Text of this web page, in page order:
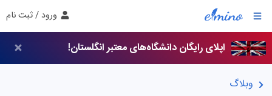
ورود / ثبت نام
اپلای رایگان دانشگاه‌های معتبر انگلستان!
وبلاگ